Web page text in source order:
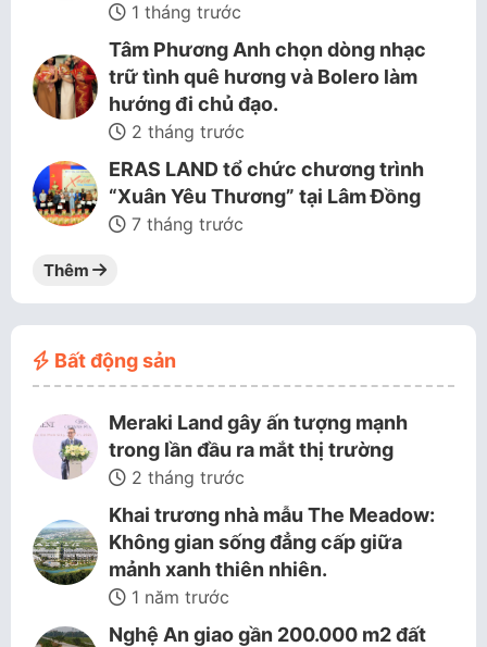
1 tháng trước
Tâm Phương Anh chọn dòng nhạc
trữ tình quê hương và Bolero làm
hướng đi chủ đạo.
2 tháng trước
ERAS LAND tổ chức chương trình
“Xuân Yêu Thương” tại Lâm Đồng
7 tháng trước
Thêm
Bất động sản
Meraki Land gây ấn tượng mạnh
trong lần đầu ra mắt thị trường
2 tháng trước
Khai trương nhà mẫu The Meadow:
Không gian sống đẳng cấp giữa
mảnh xanh thiên nhiên.
1 năm trước
Nghệ An giao gần 200.000 m2 đất